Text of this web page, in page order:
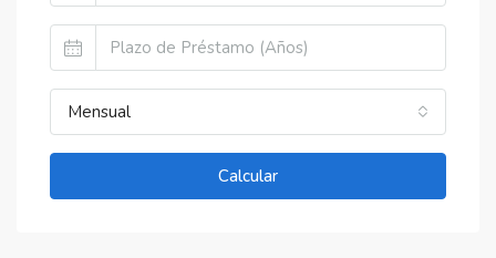
Mensual
Calcular